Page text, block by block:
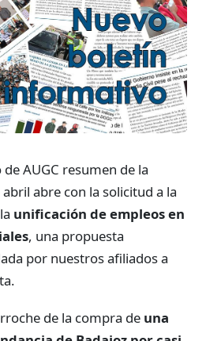
AUGC resumen de la
abre con la solicitud a la
unificación de empleos en
, una propuesta
por nuestros afiliados a
de la compra de una